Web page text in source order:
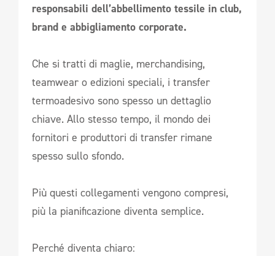
responsabili dell’abbellimento tessile in club,
brand e abbigliamento corporate.
Che si tratti di maglie, merchandising,
teamwear o edizioni speciali, i transfer
termoadesivo sono spesso un dettaglio
chiave. Allo stesso tempo, il mondo dei
fornitori e produttori di transfer rimane
spesso sullo sfondo.
Più questi collegamenti vengono compresi,
più la pianificazione diventa semplice.
Perché diventa chiaro: